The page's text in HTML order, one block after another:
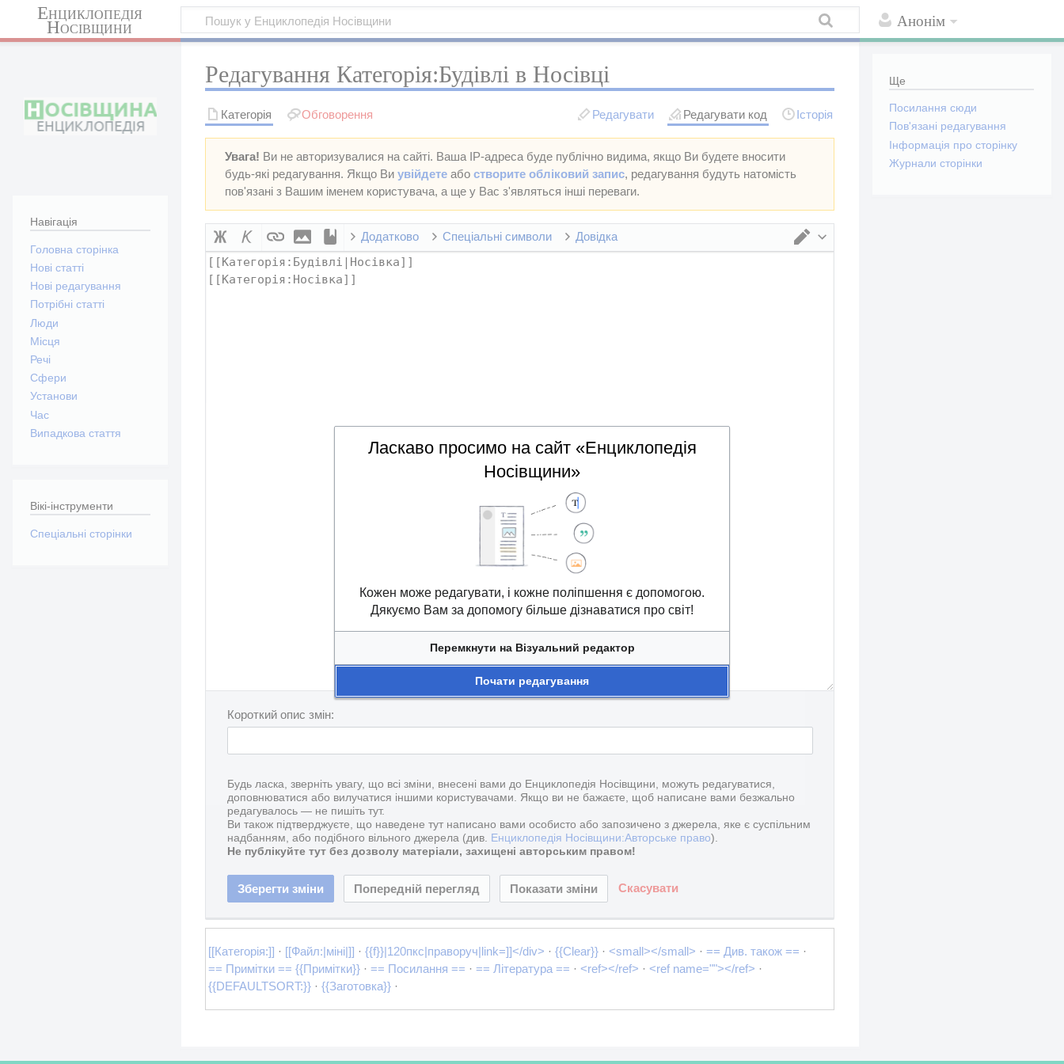
Анонім
Енциклопедія
Носівщини
Редагування Категорія:Будівлі в Носівці
Категорія Обговорення Редагувати Редагувати код Історія
Увага! Ви не авторизувалися на сайті. Ваша IP-адреса буде публічно видима, якщо Ви будете вносити
будь-які редагування. Якщо Виувійдете абостворите обліковий запис, редагування будуть натомість
пов'язані з Вашим іменем користувача, а ще у Вас з'являться інші переваги.
Перемкнути редактор
Додатково Спеціальні символи Довідка
Короткий опис змін:
Будь ласка, зверніть увагу, що всі зміни, внесені вами до Енциклопедія Носівщини, можуть редагуватися,
доповнюватися або вилучатися іншими користувачами. Якщо ви не бажаєте, щоб написане вами безжально
редагувалось — не пишіть тут.
Ви також підтверджуєте, що наведене тут написано вами особисто або запозичено з джерела, яке є суспільним
надбанням, або подібного вільного джерела (див.
Енциклопедія Носівщини:Авторське право).
Не публікуйте тут без дозволу матеріали, захищені авторським правом!
Скасувати
[[Категорія:]] · [[Файл:|міні|]] ·{{f}}|120пкс|праворуч|link=]]</div> ·{{Clear}} ·<small></small> ·== Див. також == ·
== Примітки == {{Примітки}} ·== Посилання == ·== Література == ·<ref></ref> ·<ref name=""></ref> ·
{{DEFAULTSORT:}} ·{{Заготовка}} ·
Навігація
Головна сторінка
Нові статті
Нові редагування
Потрібні статті
Люди
Місця
Речі
Сфери
Установи
Час
Випадкова стаття
Вікі-інструменти
Спеціальні сторінки
Ще
Посилання сюди
Пов'язані редагування
Інформація про сторінку
Журнали сторінки
Ласкаво просимо на сайт «Енциклопедія
Носівщини»
Кожен може редагувати, і кожне поліпшення є допомогою.
Дякуємо Вам за допомогу більше дізнаватися про світ!
Перемкнути на Візуальний редактор
Почати редагування